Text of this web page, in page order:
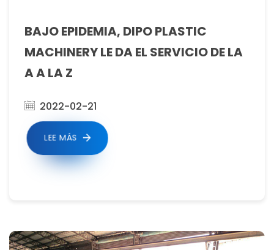
BAJO EPIDEMIA, DIPO PLASTIC
MACHINERY LE DA EL SERVICIO DE LA
A A LA Z
2022-02-21
LEE MÁS